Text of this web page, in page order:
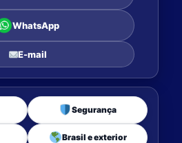
WhatsApp
E-mail
Segurança
Brasil e exterior